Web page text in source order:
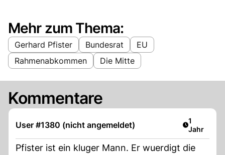
Mehr zum Thema:
Gerhard Pfister Bundesrat
EU
Rahmenabkommen
Die Mitte
Kommentare
User #1380 (nicht angemeldet) Artikel
1
Jahr
Pfister ist ein kluger Mann. Er wuerdigt die